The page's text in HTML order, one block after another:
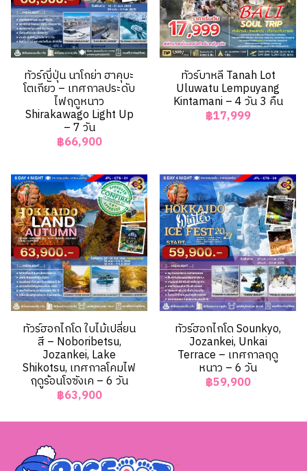
ทัวร์ญี่ปุ่น นาโกย่า ฮาคุบะ
โตเกียว – เทศกาลประดับ
ไฟฤดูหนาว
Shirakawago Light Up
– 7 วัน
฿66,900
ทัวร์บาหลี Tanah Lot
Uluwatu Lempuyang
Kintamani – 4 วัน 3 คืน
฿17,999
ทัวร์ฮอกไกโด ใบไม้เปลี่ยน
สี – Noboribetsu,
Jozankei, Lake
Shikotsu, เทศกาลโคมไฟ
ฤดูร้อนโจซังเค – 6 วัน
฿63,900
ทัวร์ฮอกไกโด Sounkyo,
Jozankei, Unkai
Terrace – เทศกาลฤดู
หนาว – 6 วัน
฿59,900